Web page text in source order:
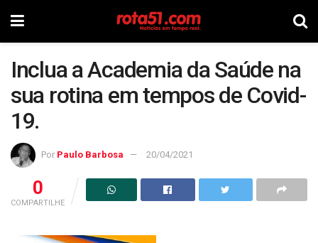
Inclua a Academia da Saúde na
sua rotina em tempos de Covid-
19.
Por Paulo Barbosa 20/04/2021
0
COMPARTILHE